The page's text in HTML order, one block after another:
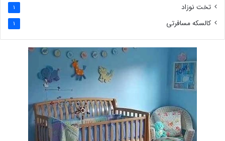
تخت نوزاد 1
کالسکه مسافرتی 1